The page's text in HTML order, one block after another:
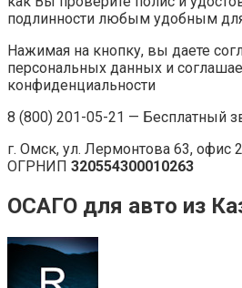
подлинности любым удобным
Нажимая на кнопку, вы даете
персональных данных и
конфиденциальности
8 (800) 201-05-21 — Бесплатный
г. Омск, ул. Лермонтова 63, офис
ОГРНИП 320554300010263
ОСАГО для авто из